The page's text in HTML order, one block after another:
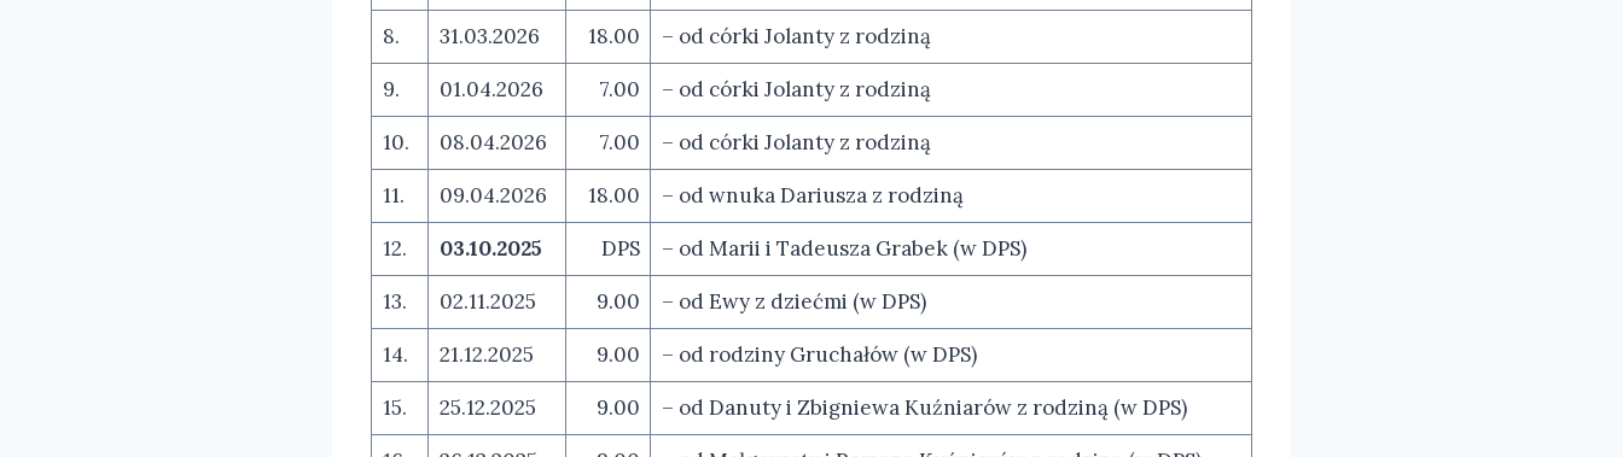
8.
31.03.2026 18.00
– od córki Jolanty z rodziną
9.
01.04.2026 7.00
– od córki Jolanty z rodziną
10.
08.04.2026 7.00
– od córki Jolanty z rodziną
11.
09.04.2026 18.00
– od wnuka Dariusza z rodziną
12.
03.10.2025 DPS
– od Marii i Tadeusza Grabek (w DPS)
13.
02.11.2025 9.00
– od Ewy z dziećmi (w DPS)
14.
21.12.2025 9.00
– od rodziny Gruchałów (w DPS)
15.
25.12.2025 9.00
– od Danuty i Zbigniewa Kuźniarów z rodziną (w DPS)